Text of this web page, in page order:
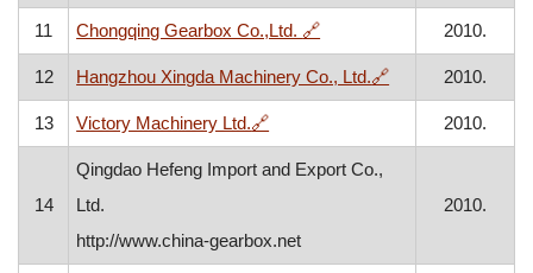
11 Chongqing Gearbox Co.,Ltd. 🔗, otvara se u novom
2010.
12 Hangzhou Xingda Machinery Co., Ltd.🔗, otvara se u
2010.
13 Victory Machinery Ltd.🔗, otvara se u novom prozoru
2010.
14
Qingdao Hefeng Import and Export Co.,
Ltd.
http://www.china-gearbox.net
2010.